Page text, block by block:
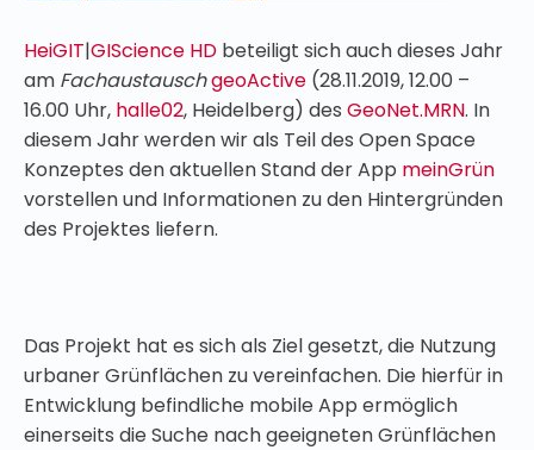
HeiGIT|GIScience HD beteiligt sich auch dieses Jahr
am FachaustauschgeoActive (28.11.2019, 12.00 –
16.00 Uhr, halle02, Heidelberg) des GeoNet.MRN. In
diesem Jahr werden wir als Teil des Open Space
Konzeptes den aktuellen Stand der App meinGrün
vorstellen und Informationen zu den Hintergründen
des Projektes liefern.
Das Projekt hat es sich als Ziel gesetzt, die Nutzung
urbaner Grünflächen zu vereinfachen. Die hierfür in
Entwicklung befindliche mobile App ermöglich
einerseits die Suche nach geeigneten Grünflächen